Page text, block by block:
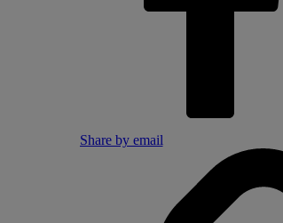
Share by email